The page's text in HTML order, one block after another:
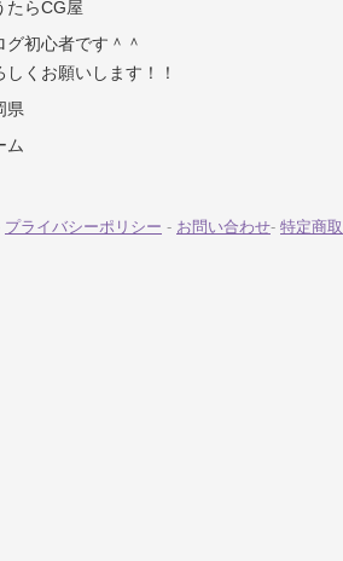
たらCG屋
グ初心者です＾＾
しくお願いします！！
県
ム
プライバシーポリシー - お問い合わせ- 特定商